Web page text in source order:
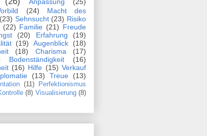
(24)
Macht des
(23) Sehnsucht (23) Risiko
(22) Familie (21) Freude
(20) Erfahrung
(19)
(19) Augenblick
(18)
(18) Charisma
(17)
Bodenständigkeit
(16)
(16) Hilfe (15) Verkauf
(13) Treue
(13)
(11)
Perfektionismus
(8) Visualisierung (8)